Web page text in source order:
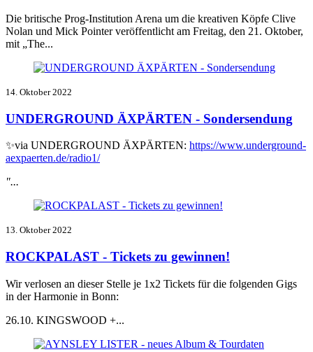
Die britische Prog-Institution Arena um die kreativen Köpfe Clive
Nolan und Mick Pointer veröffentlicht am Freitag, den 21. Oktober,
mit „The...
14. Oktober 2022
UNDERGROUND ÄXPÄRTEN - Sondersendung
✨via UNDERGROUND ÄXPÄRTEN: https://www.underground-
aexpaerten.de/radio1/
"...
13. Oktober 2022
ROCKPALAST - Tickets zu gewinnen!
Wir verlosen an dieser Stelle je 1x2 Tickets für die folgenden Gigs
in der Harmonie in Bonn:
26.10. KINGSWOOD +...